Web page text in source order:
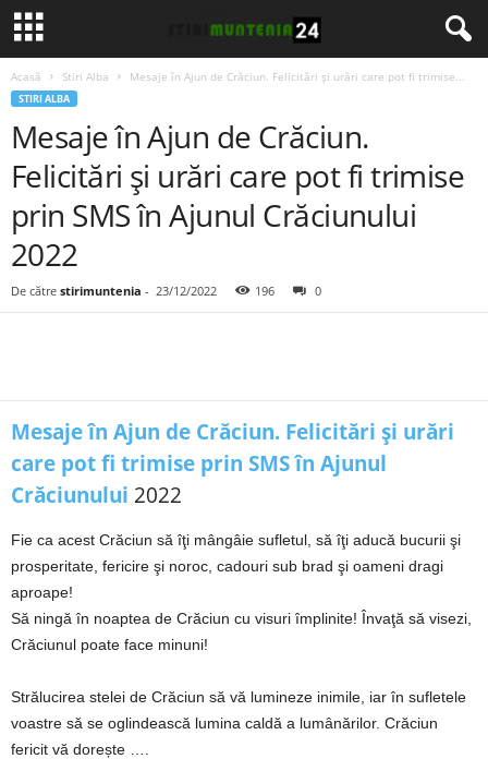
Acasă Stiri Alba Mesaje în Ajun de Crăciun. Felicitări și urări care pot fi trimise...
STIRI ALBA
Mesaje în Ajun de Crăciun.
Felicitări și urări care pot fi trimise
prin SMS în Ajunul Crăciunului
2022
De către stirimuntenia - 23/12/2022 196 0
Mesaje în Ajun de Crăciun. Felicitări și urări
care pot fi trimise prin SMS în Ajunul
Crăciunului 2022
Fie ca acest Crăciun să îţi mângâie sufletul, să îţi aducă bucurii şi
prosperitate, fericire şi noroc, cadouri sub brad şi oameni dragi
aproape!
Să ningă în noaptea de Crăciun cu visuri împlinite! Învaţă să visezi,
Crăciunul poate face minuni!
Strălucirea stelei de Crăciun să vă lumineze inimile, iar în sufletele
voastre să se oglindească lumina caldă a lumânărilor. Crăciun
fericit vă dorește ….